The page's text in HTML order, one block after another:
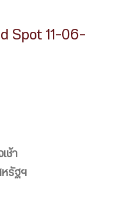
Spot 11-06-
ช้า
หรัฐฯ